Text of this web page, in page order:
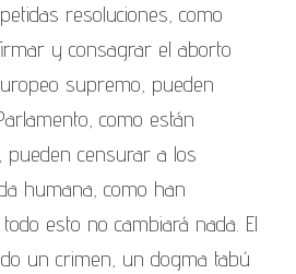
resoluciones, como
y consagrar el aborto
supremo, pueden
como están
pueden censurar a los
humana, como han
esto no cambiará nada. El
un crimen, un dogma tabú